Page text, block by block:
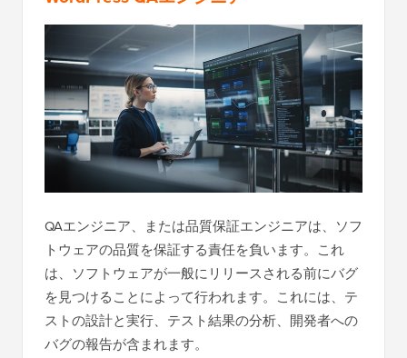
QAエンジニア、または品質保証エンジニアは、ソフ
トウェアの品質を保証する責任を負います。これ
は、ソフトウェアが一般にリリースされる前にバグ
を見つけることによって行われます。これには、テ
ストの設計と実行、テスト結果の分析、開発者への
バグの報告が含まれます。